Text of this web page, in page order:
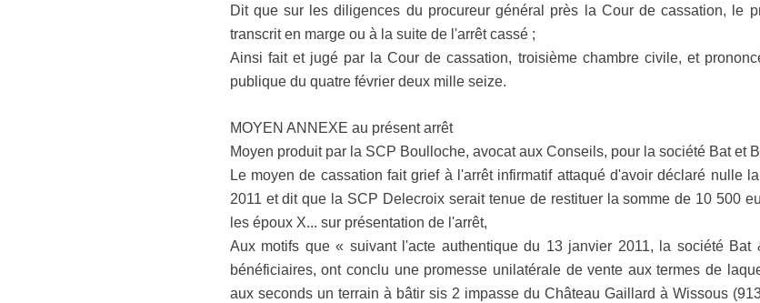
Dit que sur les diligences du procureur général près la Cour de cassation, le
transcrit en marge ou à la suite de l'arrêt cassé ;
Ainsi fait et jugé par la Cour de cassation, troisième chambre civile, et
publique du quatre février deux mille seize.
MOYEN ANNEXE au présent arrêt
Moyen produit par la SCP Boulloche, avocat aux Conseils, pour la société Bat et
Le moyen de cassation fait grief à l'arrêt infirmatif attaqué d'avoir déclaré nulle
2011 et dit que la SCP Delecroix serait tenue de restituer la somme de 10 500
les époux X... sur présentation de l'arrêt,
Aux motifs que « suivant l'acte authentique du 13 janvier 2011, la société Bat
bénéficiaires, ont conclu une promesse unilatérale de vente aux termes de
aux seconds un terrain à bâtir sis 2 impasse du Château Gaillard à Wissous